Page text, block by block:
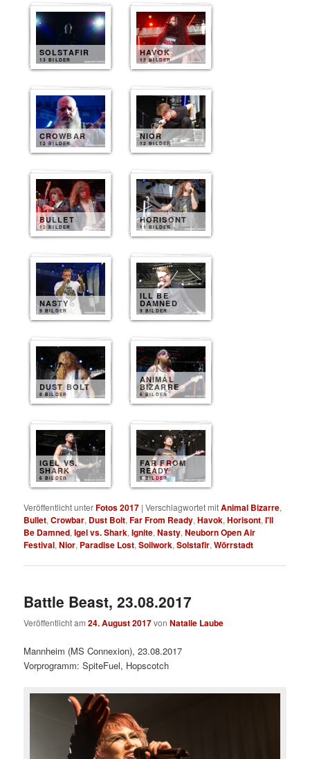
SOLSTAFIR
13 BILDER
HAVOK
13 BILDER
CROWBAR
12 BILDER
NIOR
12 BILDER
BULLET
12 BILDER
HORISONT
11 BILDER
NASTY
9 BILDER
ILL BE
DAMNED
9 BILDER
DUST BOLT
8 BILDER
ANIMAL
BIZARRE
6 BILDER
IGEL VS.
SHARK
6 BILDER
FAR FROM
READY
5 BILDER
Veröffentlicht unterFotos 2017 |Verschlagwortet mitAnimal Bizarre,
Bullet,Crowbar, Dust Bolt,Far From Ready,Havok,Horisont,I'll
Be Damned,Igel vs. Shark,Ignite,Nasty,Neuborn Open Air
Festival,Nior, Paradise Lost,Soilwork,Solstafir,Wörrstadt
Battle Beast, 23.08.2017
Veröffentlicht am24. August 2017vonNatalie Laube
Mannheim (MS Connexion), 23.08.2017
Vorprogramm: SpiteFuel, Hopscotch